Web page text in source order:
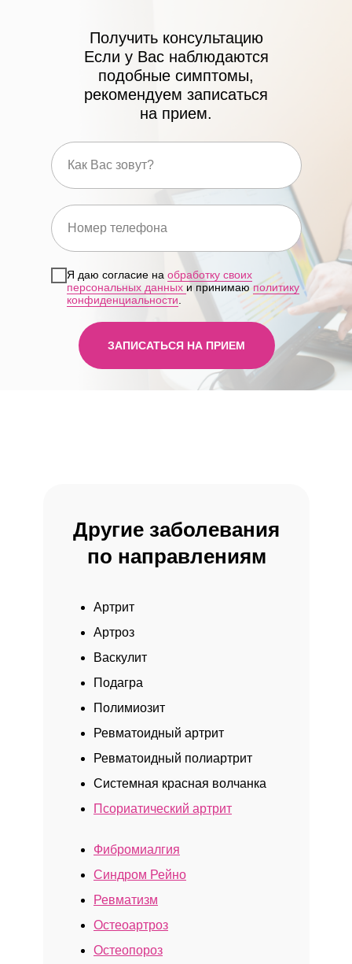
Получить консультацию
Если у Вас наблюдаются
подобные симптомы,
рекомендуем записаться
на прием.
Я даю согласие на обработку своих
персональных данных и принимаюполитику
конфиденциальности.
ЗАПИСАТЬСЯ НА ПРИЕМ
Другие заболевания
по направлениям
Фибромиалгия
Синдром Рейно
Ревматизм
Остеоартроз
Остеопороз
Артрит
Артроз
Васкулит
Подагра
Полимиозит
Ревматоидный артрит
Ревматоидный полиартрит
Системная красная волчанка
Псориатический артрит
Посмотреть лицензии
КАК К НАМ ДОБРАТЬСЯ
Клиника у м. «Юго-Западная»